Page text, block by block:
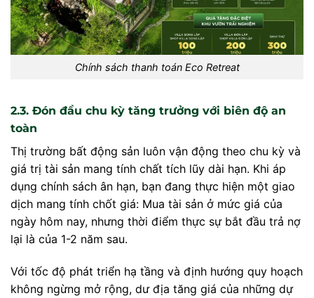
Chính sách thanh toán Eco Retreat
2.3. Đón đầu chu kỳ tăng trưởng với biên độ an
toàn
Thị trường bất động sản luôn vận động theo chu kỳ và
giá trị tài sản mang tính chất tích lũy dài hạn. Khi áp
dụng chính sách ân hạn, bạn đang thực hiện một giao
dịch mang tính chốt giá: Mua tài sản ở mức giá của
ngày hôm nay, nhưng thời điểm thực sự bắt đầu trả nợ
lại là của 1-2 năm sau.
Với tốc độ phát triển hạ tầng và định hướng quy hoạch
không ngừng mở rộng, dư địa tăng giá của những dự